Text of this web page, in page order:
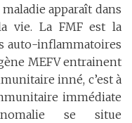
apparaît dans
vie. La FMF est la
auto-inflammatoires
MEFV entrainent
inné, c’est à
immédiate
se situe